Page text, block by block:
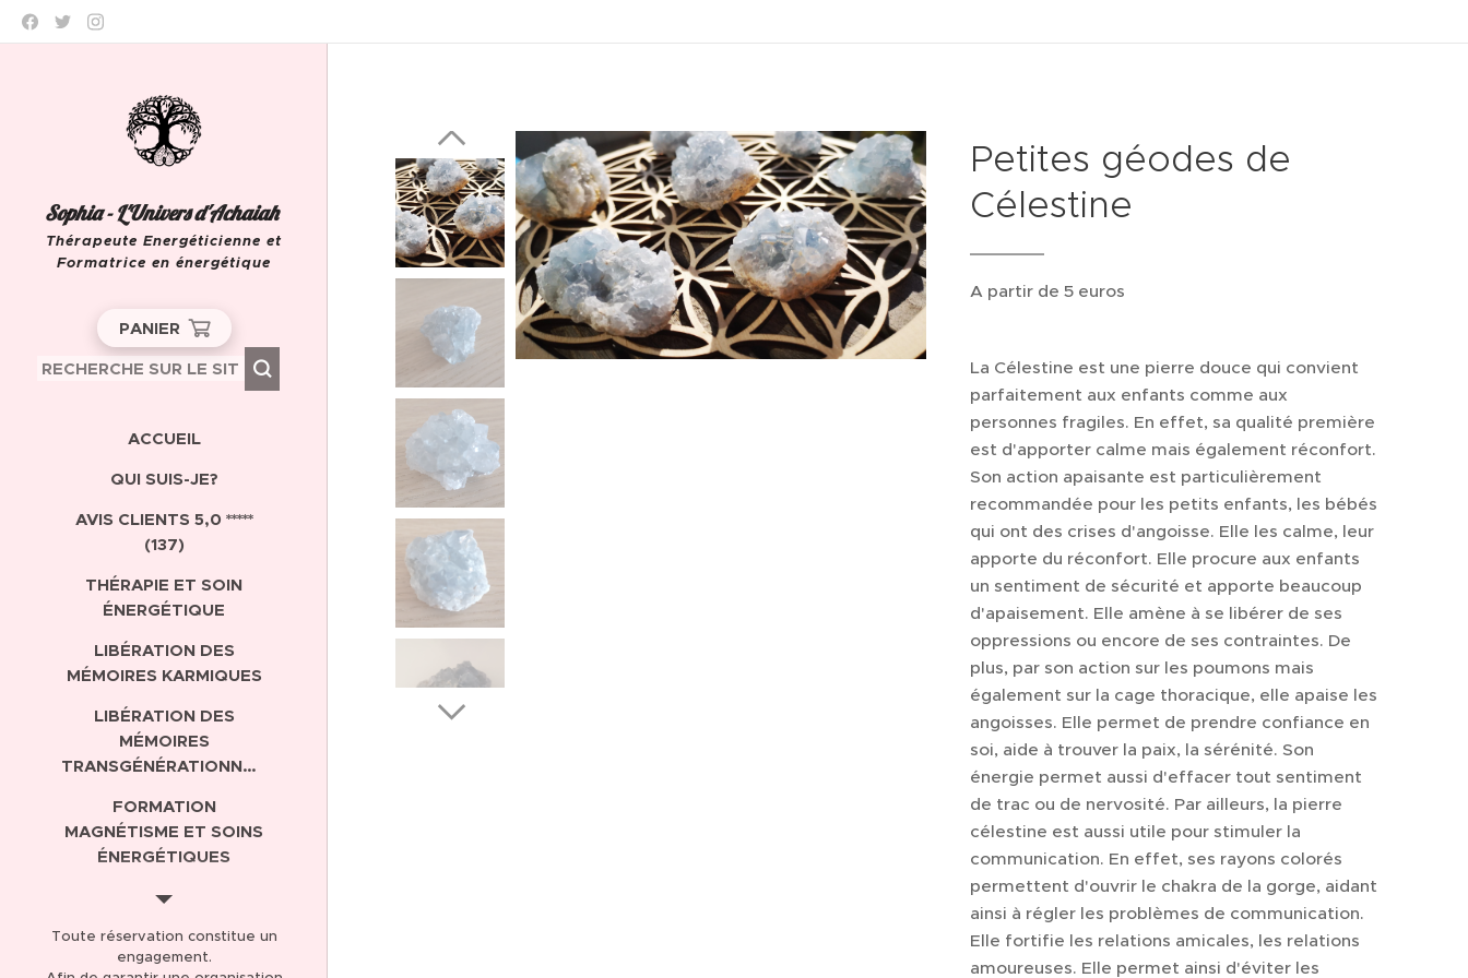
Sophia - L'Univers d'Achaiah
Thérapeute Energéticienne et
Formatrice en énergétique
PANIER
ACCUEIL
QUI SUIS-JE?
AVIS CLIENTS 5,0 *****
(137)
THÉRAPIE ET SOIN
ÉNERGÉTIQUE
LIBÉRATION DES
MÉMOIRES KARMIQUES
LIBÉRATION DES
MÉMOIRES
TRANSGÉNÉRATIONNELLES
FORMATION
MAGNÉTISME ET SOINS
ÉNERGÉTIQUES
FORMATION
BOUTIQUE EN LIGNE
Petites géodes de
Célestine
A partir de 5 euros
La Célestine est une pierre douce qui convient
parfaitement aux enfants comme aux
personnes fragiles. En effet, sa qualité première
est d'apporter calme mais également réconfort.
Son action apaisante est particulièrement
recommandée pour les petits enfants, les bébés
qui ont des crises d'angoisse. Elle les calme, leur
apporte du réconfort. Elle procure aux enfants
un sentiment de sécurité et apporte beaucoup
d'apaisement. Elle amène à se libérer de ses
oppressions ou encore de ses contraintes. De
plus, par son action sur les poumons mais
également sur la cage thoracique, elle apaise les
angoisses. Elle permet de prendre confiance en
soi, aide à trouver la paix, la sérénité. Son
énergie permet aussi d'effacer tout sentiment
de trac ou de nervosité. Par ailleurs, la pierre
célestine est aussi utile pour stimuler la
communication. En effet, ses rayons colorés
permettent d'ouvrir le chakra de la gorge, aidant
ainsi à régler les problèmes de communication.
Elle fortifie les relations amicales, les relations
amoureuses. Elle permet ainsi d'éviter les
Toute réservation constitue un
engagement.